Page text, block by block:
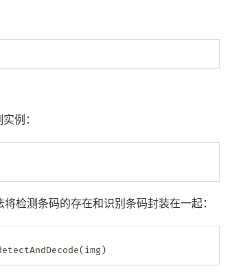
例：
检测条码的存在和识别条码封装在一起：
( img)